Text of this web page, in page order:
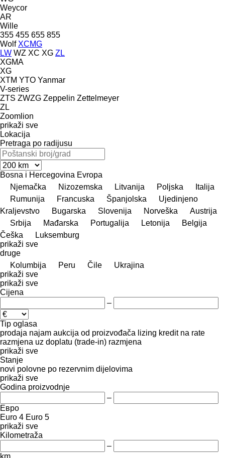
Weycor
AR
Wille
355 455 655 855
Wolf XCMG
LW WZ XC XG ZL
XGMA
XG
XTM YTO Yanmar
V-series
ZTS ZWZG Zeppelin Zettelmeyer
ZL
Zoomlion
prikaži sve
Lokacija
Pretraga po radijusu
Bosna i Hercegovina Evropa
Njemačka
Nizozemska Litvanija Poljska
Italija
Rumunija
Francuska Španjolska
Ujedinjeno
Kraljevstvo
Bugarska Slovenija Norveška
Austrija
Srbija
Mađarska Portugalija Letonija
Belgija
Češka
Luksemburg
prikaži sve
druge
Kolumbija
Peru Čile
Ukrajina
prikaži sve
prikaži sve
Cijena
–
Tip oglasa
prodaja najam aukcija od proizvođača lizing kredit na rate
razmjena uz doplatu (trade-in) razmjena
prikaži sve
Stanje
novi polovne po rezervnim dijelovima
prikaži sve
Godina proizvodnje
–
Евро
Euro 4 Euro 5
prikaži sve
Kilometraža
–
km